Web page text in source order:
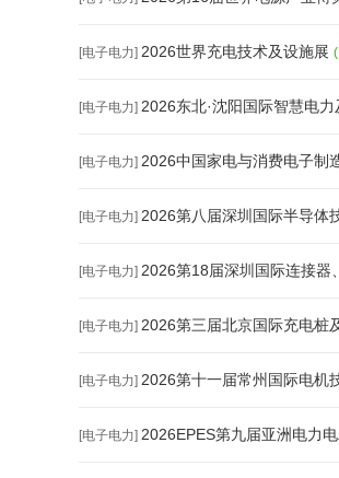
[电子电力] 2026世界充电技术及设施展
[电子电力] 2026东北·沈阳国际智慧电
[电子电力] 2026中国家电与消费电子制
[电子电力] 2026第八届深圳国际半导体
[电子电力] 2026第18届深圳国际连接器
[电子电力] 2026第三届北京国际充电桩
[电子电力] 2026第十一届常州国际电机
[电子电力] 2026EPES第九届亚洲电力